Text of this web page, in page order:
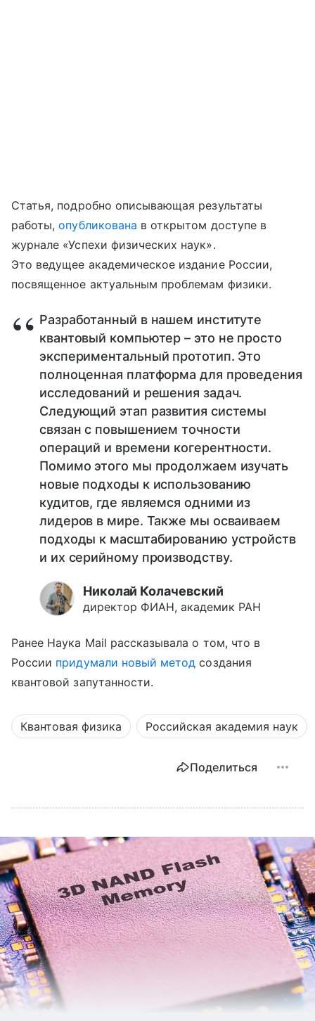
Статья, подробно описывающая результаты
работы,опубликована в открытом доступе в
журнале «Успехи физических наук».
Это ведущее академическое издание России,
посвященное актуальным проблемам физики.
Разработанный в нашем институте
квантовый компьютер – это не просто
экспериментальный прототип. Это
полноценная платформа для проведения
исследований и решения задач.
Следующий этап развития системы
связан с повышением точности
операций и времени когерентности.
Помимо этого мы продолжаем изучать
новые подходы к использованию
кудитов, где являемся одними из
лидеров в мире. Также мы осваиваем
подходы к масштабированию устройств
и их серийному производству.
Николай Колачевский
директор ФИАН, академик РАН
Ранее Наука Mail рассказывала о том, что в
России придумали новый метод создания
квантовой запутанности.
Квантовая физика Российская академия наук
Поделиться